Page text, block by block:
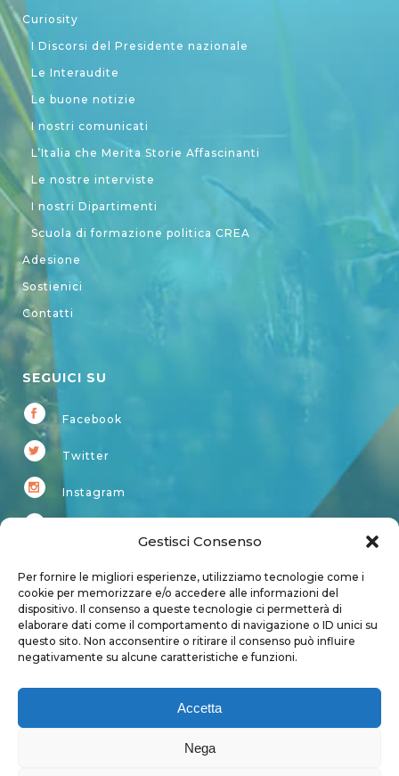
Gestisci Consenso
Per fornire le migliori esperienze, utilizziamo tecnologie come i
cookie per memorizzare e/o accedere alle informazioni del
dispositivo. Il consenso a queste tecnologie ci permetterà di
elaborare dati come il comportamento di navigazione o ID unici su
questo sito. Non acconsentire o ritirare il consenso può influire
negativamente su alcune caratteristiche e funzioni.
Accetta
Nega
Curiosity
I Discorsi del Presidente nazionale
Le Interaudite
Le buone notizie
I nostri comunicati
L’Italia che Merita Storie Affascinanti
Le nostre interviste
I nostri Dipartimenti
Scuola di formazione politica CREA
Adesione
Sostienici
Contatti
SEGUICI SU
Facebook
Twitter
Instagram
Account
Login